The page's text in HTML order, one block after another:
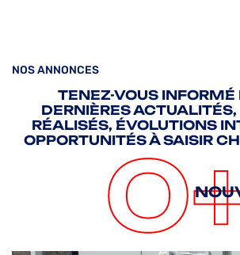
NOS ANNONCES
TENEZ-VOUS INFORMÉ
DERNIÈRES
RÉALISÉS, ÉVOLUTIONS
OPPORTUNITÉS À SAISIR
0